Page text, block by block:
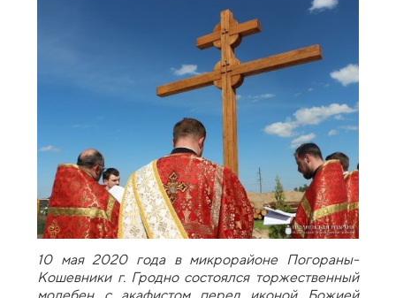
10 мая 2020 года в микрорайоне Погораны-
Кошевники г. Гродно состоялся торжественный